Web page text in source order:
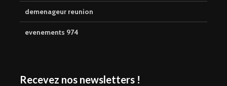
demenageur reunion
evenements 974
Recevez nos newsletters !